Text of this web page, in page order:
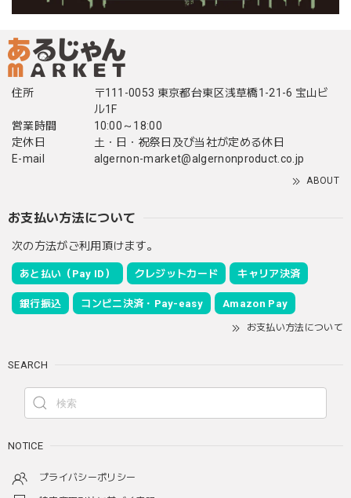
住所
〒111-0053 東京都台東区浅草橋1-21-6 宝山ビ
ル1F
営業時間
10:00～18:00
定休日
土・日・祝祭日及び当社が定める休日
E-mail
algernon-market@algernonproduct.co.jp
ABOUT
お支払い方法について
次の方法がご利用頂けます。
あと払い（Pay ID） クレジットカード キャリア決済
銀行振込 コンビニ決済・Pay-easy Amazon Pay
お支払い方法について
SEARCH
NOTICE
プライバシーポリシー